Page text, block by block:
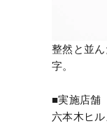
整然と並
字。
■実施店舗
六本木ヒ